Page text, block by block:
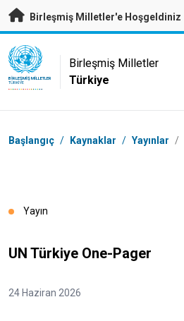
Esas içeriğe atla
Birleşmiş Milletler'e Hoşgeldiniz
UN Logo
BIRLEŞMIŞ MILLETLER
TÜRKIYE
Birleşmiş Milletler
Türkiye
Breadcrumb
Başlangıç / Kaynaklar / Yayınlar /
Yayın
UN Türkiye One-Pager
24 Haziran 2026